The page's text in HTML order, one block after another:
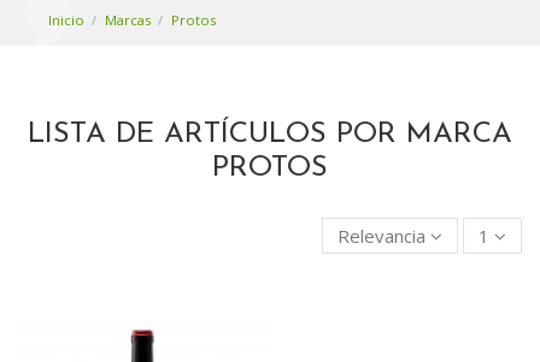
Inicio Marcas Protos
LISTA DE ARTÍCULOS POR MARCA
PROTOS
Relevancia 1